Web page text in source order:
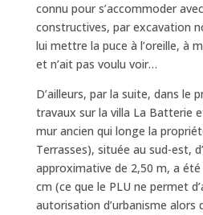
connu pour s’accommoder
constructives, par excavation
lui mettre la puce à l’oreille, à
et n’ait pas voulu voir…
D’ailleurs, par la suite, dans le
travaux sur la villa La Batterie
mur ancien qui longe la
Terrasses), située au sud-est,
approximative de 2,50 m, a été
cm (ce que le PLU ne permet
autorisation d’urbanisme alors